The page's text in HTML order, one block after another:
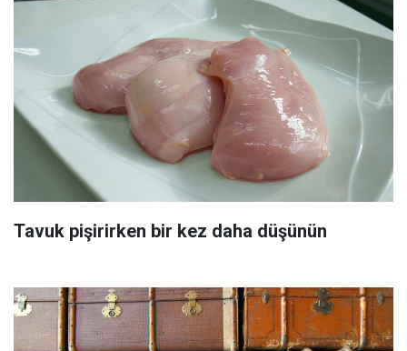
Tavuk pişirirken bir kez daha düşünün